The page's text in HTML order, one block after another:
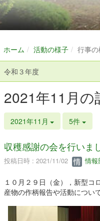
ホーム 活動の様子
2021年11月の
収穫感謝の会を行いま
投稿日時 : 2021/11/02 情報
１０月２９日（金），新型コ
産物の作柄報告や活動につい